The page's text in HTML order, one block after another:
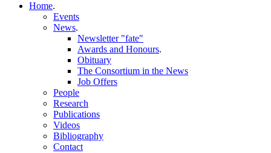
Home.
Events
News.
Newsletter "fate"
Awards and Honours.
Obituary
The Consortium in the News
Job Offers
People
Research
Publications
Videos
Bibliography
Contact